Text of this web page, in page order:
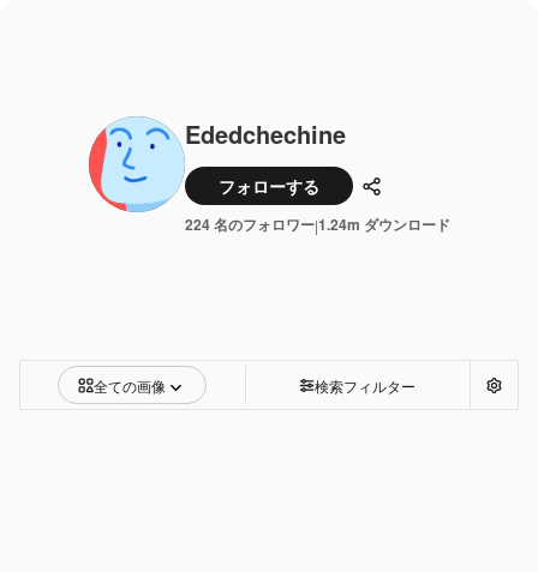
Ededchechine
フォローする 共有
224 名のフォロワー|1.24m ダウンロード
全ての画像 検索フィルター